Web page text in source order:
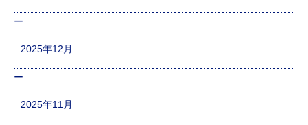
2025年12月
2025年11月